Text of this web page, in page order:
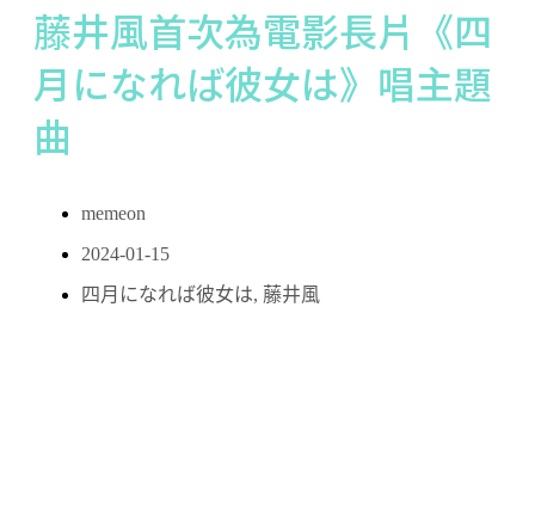
藤井風首次為電影長片《四
月になれば彼女は》唱主題
曲
memeon
2024-01-15
四月になれば彼女は, 藤井風